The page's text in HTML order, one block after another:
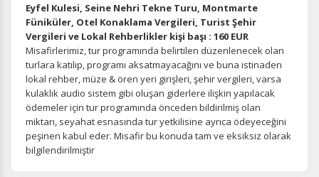
Eyfel Kulesi, Seine Nehri Tekne Turu, Montmarte
Füniküler, Otel Konaklama Vergileri, Turist Şehir
Vergileri ve Lokal Rehberlikler kişi başı : 160 EUR
Misafirlerimiz, tur programında belirtilen düzenlenecek olan
turlara katılıp, programı aksatmayacağını ve buna istinaden
lokal rehber, müze & ören yeri girişleri, şehir vergileri, varsa
kulaklık audio sistem gibi oluşan giderlere ilişkin yapılacak
ödemeler için tur programında önceden bildirilmiş olan
miktarı, seyahat esnasında tur yetkilisine ayrıca ödeyeceğini
peşinen kabul eder. Misafir bu konuda tam ve eksiksiz olarak
bilgilendirilmiştir